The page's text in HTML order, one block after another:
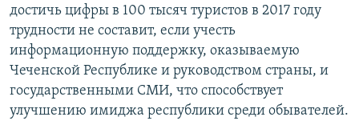
достичь цифры в 100 тысяч туристов в 2017 году
трудности не составит, если учесть
информационную поддержку, оказываемую
Чеченской Республике и руководством страны, и
государственными СМИ, что способствует
улучшению имиджа республики среди обывателей.